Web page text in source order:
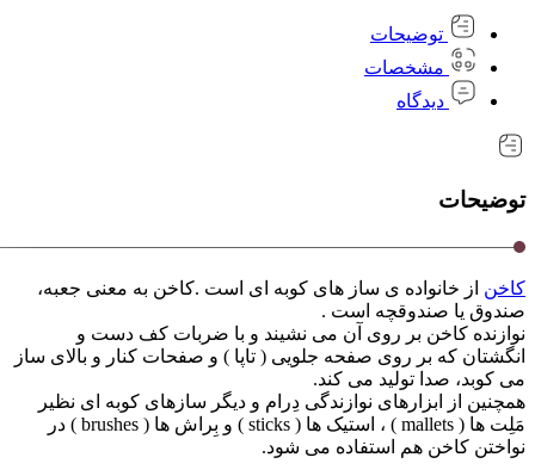
توضیحات
مشخصات
دیدگاه
توضیحات
کاخن از خانواده ی ساز های کوبه ای است .کاخن به معنی جعبه،
صندوق یا صندوقچه است .
نوازنده کاخن بر روی آن می نشیند و با ضربات کف دست و
انگشتان که بر روی صفحه جلویی ( تاپا ) و صفحات کنار و بالای ساز
می کوبد، صدا تولید می کند.
همچنین از ابزارهای نوازندگی دِرام و دیگر سازهای کوبه ای نظیر
مَلِت ها ( mallets ) ، استیک ها ( sticks ) و بِراش ها ( brushes ) در
نواختن کاخن هم استفاده می شود.